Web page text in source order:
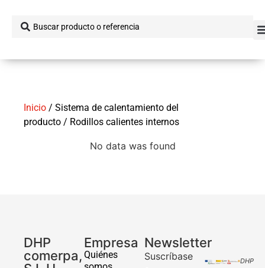
Inicio / Sistema de calentamiento del
producto / Rodillos calientes internos
No data was found
DHP
comerpa,
Empresa
Quiénes
Newsletter
Suscríbase
DHP